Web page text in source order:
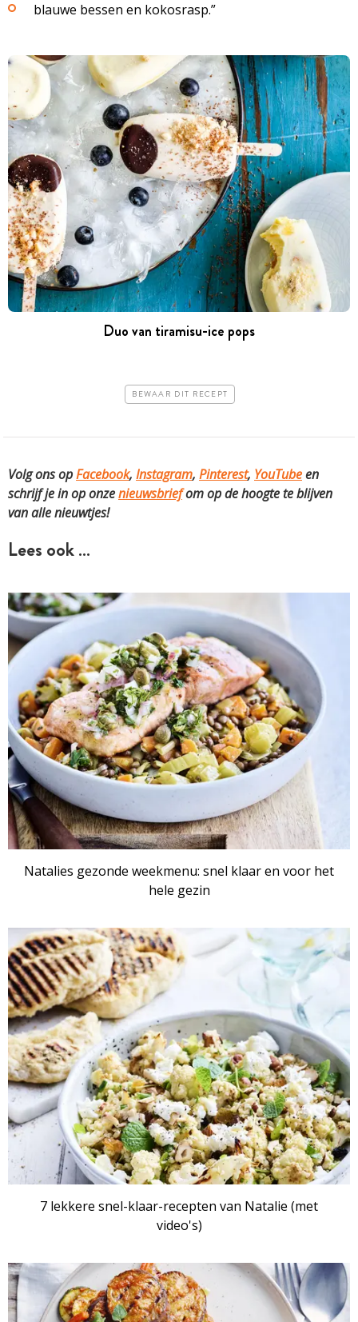
blauwe bessen en kokosrasp.”
Duo van tiramisu-ice pops
BEWAAR DIT RECEPT
Volg ons opFacebook, Instagram, Pinterest, YouTubeen
schrijf je in op onzenieuwsbriefom op de hoogte te blijven
van alle nieuwtjes!
Lees ook …
Natalies gezonde weekmenu: snel klaar en voor het
hele gezin
7 lekkere snel-klaar-recepten van Natalie (met
video's)